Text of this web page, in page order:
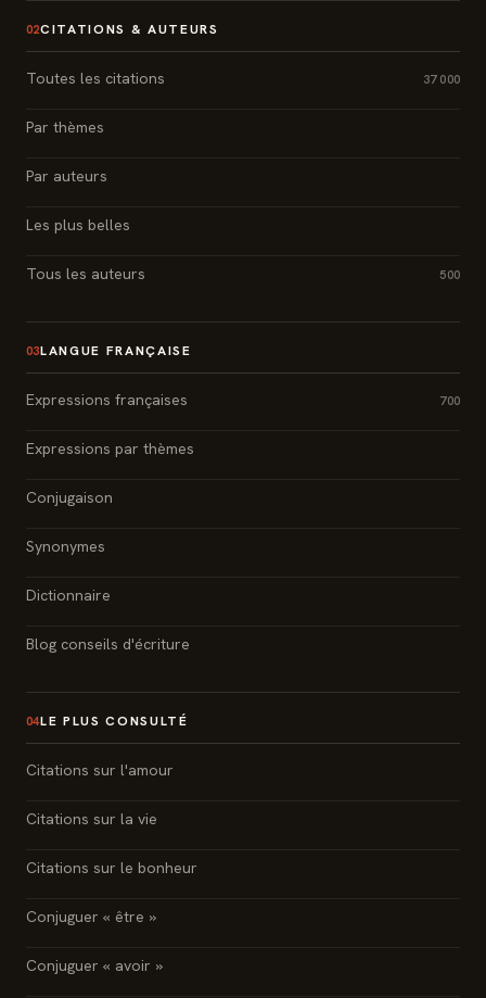
02CITATIONS & AUTEURS
Toutes les citations 37 000
Par thèmes
Par auteurs
Les plus belles
Tous les auteurs 500
03LANGUE FRANÇAISE
Expressions françaises 700
Expressions par thèmes
Conjugaison
Synonymes
Dictionnaire
Blog conseils d'écriture
04LE PLUS CONSULTÉ
Citations sur l'amour
Citations sur la vie
Citations sur le bonheur
Conjuguer « être »
Conjuguer « avoir »